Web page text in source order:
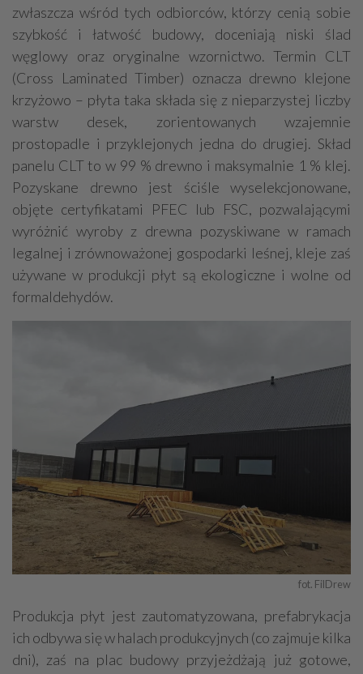
zwłaszcza wśród tych odbiorców, którzy cenią sobie
szybkość i łatwość budowy, doceniają niski ślad
węglowy oraz oryginalne wzornictwo. Termin CLT
(Cross Laminated Timber) oznacza drewno klejone
krzyżowo – płyta taka składa się z nieparzystej liczby
warstw desek, zorientowanych wzajemnie
prostopadle i przyklejonych jedna do drugiej. Skład
panelu CLT to w 99 % drewno i maksymalnie 1 % klej.
Pozyskane drewno jest ściśle wyselekcjonowane,
objęte certyfikatami PFEC lub FSC, pozwalającymi
wyróżnić wyroby z drewna pozyskiwane w ramach
legalnej i zrównoważonej gospodarki leśnej, kleje zaś
używane w produkcji płyt są ekologiczne i wolne od
formaldehydów.
fot. FilDrew
Produkcja płyt jest zautomatyzowana, prefabrykacja
ich odbywa się w halach produkcyjnych (co zajmuje kilka
dni), zaś na plac budowy przyjeżdżają już gotowe,